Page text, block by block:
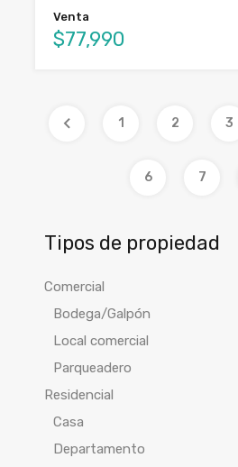
Venta
$77,990
1 2 3
6 7
Tipos de propiedad
Comercial
Bodega/Galpón
Local comercial
Parqueadero
Residencial
Casa
Departamento